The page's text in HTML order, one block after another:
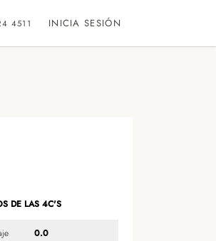
4511 INICIA SESIÓN
DE LAS 4C'S
0.0